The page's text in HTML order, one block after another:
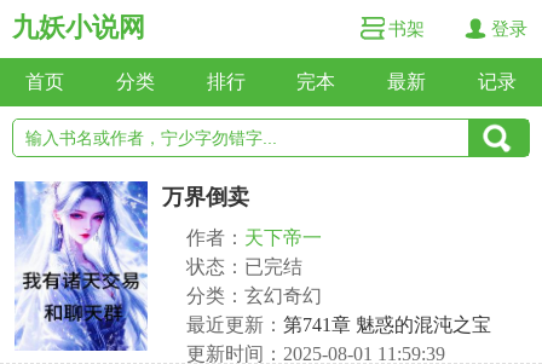
九妖小说网 书架 登录
首页 分类 排行 完本 最新 记录
万界倒卖
作者： 天下帝一
状态：已完结
分类：玄幻奇幻
最近更新： 第741章 魅惑的混沌之宝
更新时间：2025-08-01 11:59:39